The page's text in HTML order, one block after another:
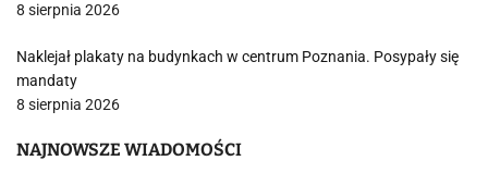
8 sierpnia 2026
Naklejał plakaty na budynkach w centrum Poznania. Posypały się
mandaty
8 sierpnia 2026
NAJNOWSZE WIADOMOŚCI